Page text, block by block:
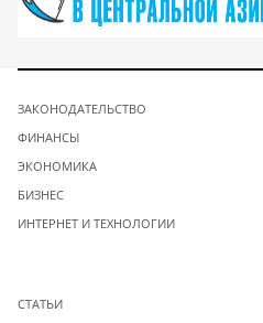
ЗАКОНОДАТЕЛЬСТВО
ФИНАНСЫ
ЭКОНОМИКА
БИЗНЕС
ИНТЕРНЕТ И ТЕХНОЛОГИИ
СТАТЬИ